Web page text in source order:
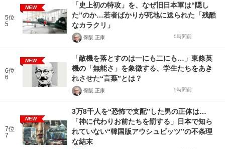
5位
5
NEW
「史上初の特攻」を、なぜ旧日本軍は“隠し
た”のか…若者ばかりが死地に送られた「残酷
なカラクリ」
保阪 正康 5時間前
6位
6
NEW
「敵機を落とすのは一にも二にも…」東條英
機の「無能さ」を象徴する、学生たちをあき
れさせた“言葉”とは？
保阪 正康 5時間前
7位
7
NEW
3万8千人を“恐怖で支配”した男の正体は…
「神に代わりお前たちを罰する」日本で知ら
れていない“韓国版アウシュビッツ”の不条理
な結末